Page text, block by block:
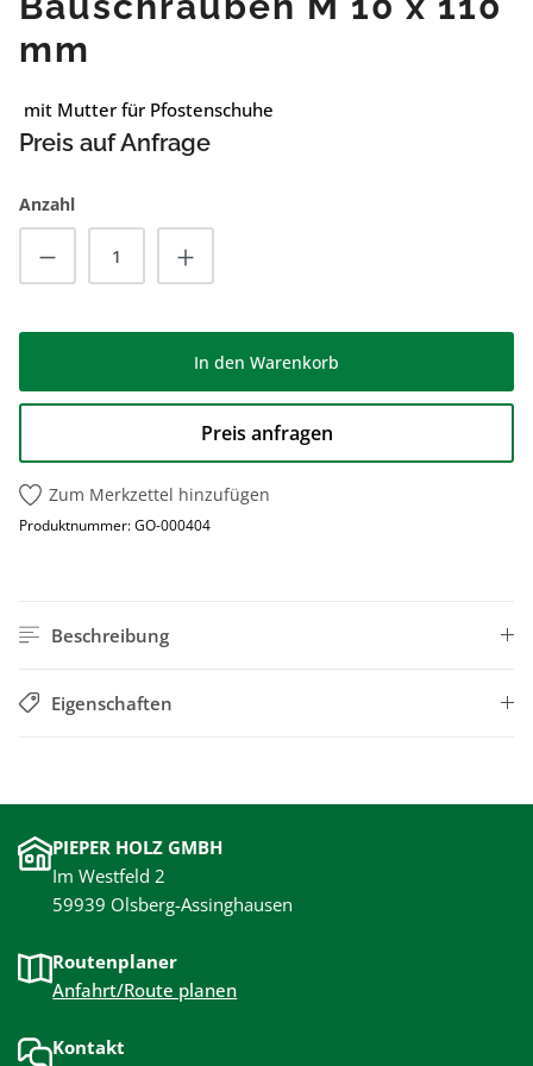
mm
mit Mutter für Pfostenschuhe
Preis auf Anfrage
Anzahl
Produkt Anzahl: Gib den gewünschten
In den Warenkorb
Preis anfragen
Zum Merkzettel hinzufügen
Produktnummer:GO-000404
Beschreibung
Eigenschaften
PIEPER HOLZ GMBH
Im Westfeld 2
59939 Olsberg-Assinghausen
Routenplaner
Anfahrt/Route planen
Kontakt